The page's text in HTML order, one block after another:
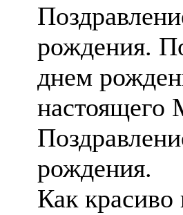
рождения.
днем
рождения.
Как красиво